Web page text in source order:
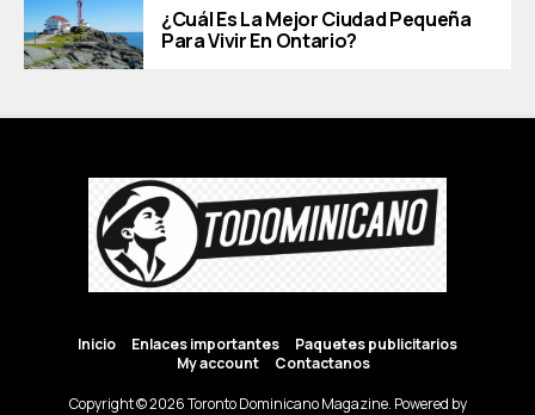
¿Cuál Es La Mejor Ciudad Pequeña
Para Vivir En Ontario?
Inicio Enlaces importantes
Paquetes publicitarios
My account
Contactanos
Copyright © 2026 Toronto Dominicano Magazine. Powered by